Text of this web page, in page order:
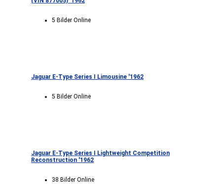
5 Bilder Online
Jaguar E-Type Series I Limousine '1962
5 Bilder Online
Jaguar E-Type Series I Lightweight Competition
Reconstruction '1962
38 Bilder Online